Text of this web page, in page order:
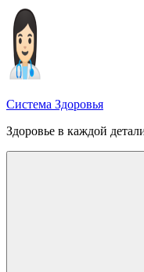
Перейти
содержимому
Система Здоровья
Здоровье в каждой